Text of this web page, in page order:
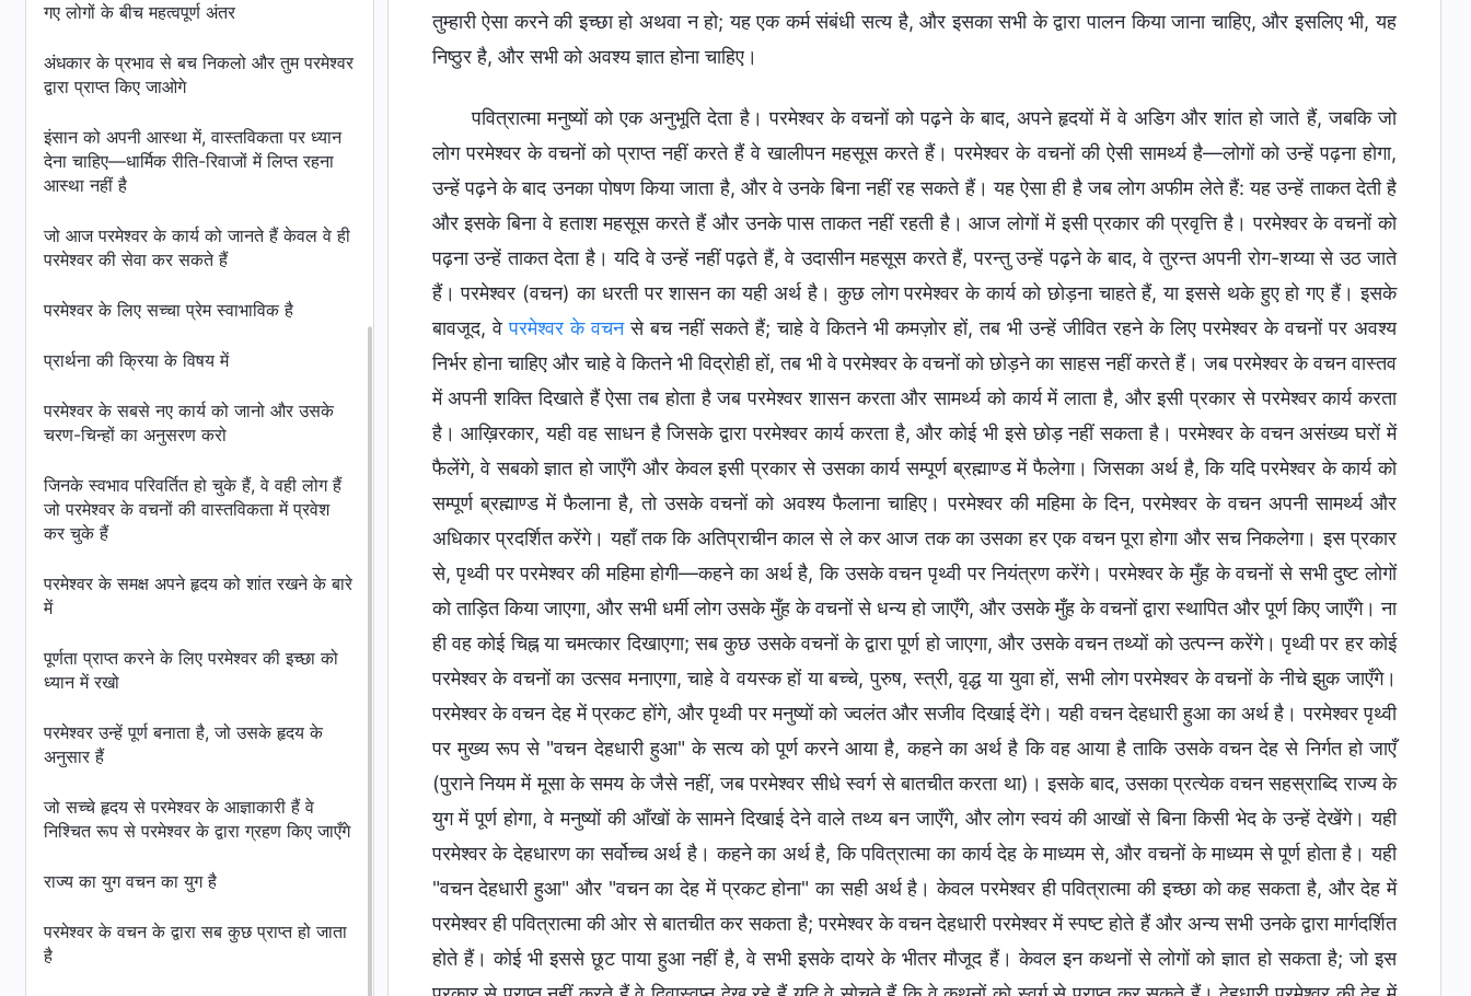
गए लोगों के बीच महत्वपूर्ण अंतर
अंधकार के प्रभाव से बच निकलो और तुम परमेश्वर
द्वारा प्राप्त किए जाओगे
इंसान को अपनी आस्था में, वास्तविकता पर ध्यान
देना चाहिए—धार्मिक रीति-रिवाजों में लिप्त रहना
आस्था नहीं है
जो आज परमेश्वर के कार्य को जानते हैं केवल वे ही
परमेश्वर की सेवा कर सकते हैं
परमेश्वर के लिए सच्चा प्रेम स्वाभाविक है
प्रार्थना की क्रिया के विषय में
परमेश्वर के सबसे नए कार्य को जानो और उसके
चरण-चिन्हों का अनुसरण करो
जिनके स्वभाव परिवर्तित हो चुके हैं, वे वही लोग हैं
जो परमेश्वर के वचनों की वास्तविकता में प्रवेश
कर चुके हैं
परमेश्वर के समक्ष अपने हृदय को शांत रखने के बारे
में
पूर्णता प्राप्त करने के लिए परमेश्वर की इच्छा को
ध्यान में रखो
परमेश्वर उन्हें पूर्ण बनाता है, जो उसके हृदय के
अनुसार हैं
जो सच्चे हृदय से परमेश्वर के आज्ञाकारी हैं वे
निश्चित रूप से परमेश्वर के द्वारा ग्रहण किए जाएँगे
राज्य का युग वचन का युग है
परमेश्वर के वचन के द्वारा सब कुछ प्राप्त हो जाता
है
तुम्हारी ऐसा करने की इच्छा हो अथवा न हो; यह एक कर्म संबंधी सत्य है, और इसका सभी के द्वारा पालन किया जाना चाहिए, और इसलिए भी, यह
निष्ठुर है, और सभी को अवश्य ज्ञात होना चाहिए।
पवित्रात्मा मनुष्यों को एक अनुभूति देता है। परमेश्वर के वचनों को पढ़ने के बाद, अपने हृदयों में वे अडिग और शांत हो जाते हैं, जबकि जो
लोग परमेश्वर के वचनों को प्राप्त नहीं करते हैं वे खालीपन महसूस करते हैं। परमेश्वर के वचनों की ऐसी सामर्थ्य है—लोगों को उन्हें पढ़ना होगा,
उन्हें पढ़ने के बाद उनका पोषण किया जाता है, और वे उनके बिना नहीं रह सकते हैं। यह ऐसा ही है जब लोग अफीम लेते हैं: यह उन्हें ताकत देती है
और इसके बिना वे हताश महसूस करते हैं और उनके पास ताकत नहीं रहती है। आज लोगों में इसी प्रकार की प्रवृत्ति है। परमेश्वर के वचनों को
पढ़ना उन्हें ताकत देता है। यदि वे उन्हें नहीं पढ़ते हैं, वे उदासीन महसूस करते हैं, परन्तु उन्हें पढ़ने के बाद, वे तुरन्त अपनी रोग-शय्या से उठ जाते
हैं। परमेश्वर (वचन) का धरती पर शासन का यही अर्थ है। कुछ लोग परमेश्वर के कार्य को छोड़ना चाहते हैं, या इससे थके हुए हो गए हैं। इसके
बावजूद, वेपरमेश्वर के वचनसे बच नहीं सकते हैं; चाहे वे कितने भी कमज़ोर हों, तब भी उन्हें जीवित रहने के लिए परमेश्वर के वचनों पर अवश्य
निर्भर होना चाहिए और चाहे वे कितने भी विद्रोही हों, तब भी वे परमेश्वर के वचनों को छोड़ने का साहस नहीं करते हैं। जब परमेश्वर के वचन वास्तव
में अपनी शक्ति दिखाते हैं ऐसा तब होता है जब परमेश्वर शासन करता और सामर्थ्य को कार्य में लाता है, और इसी प्रकार से परमेश्वर कार्य करता
है। आख़िरकार, यही वह साधन है जिसके द्वारा परमेश्वर कार्य करता है, और कोई भी इसे छोड़ नहीं सकता है। परमेश्वर के वचन असंख्य घरों में
फैलेंगे, वे सबको ज्ञात हो जाएँगे और केवल इसी प्रकार से उसका कार्य सम्पूर्ण ब्रह्माण्ड में फैलेगा। जिसका अर्थ है, कि यदि परमेश्वर के कार्य को
सम्पूर्ण ब्रह्माण्ड में फैलाना है, तो उसके वचनों को अवश्य फैलाना चाहिए। परमेश्वर की महिमा के दिन, परमेश्वर के वचन अपनी सामर्थ्य और
अधिकार प्रदर्शित करेंगे। यहाँ तक कि अतिप्राचीन काल से ले कर आज तक का उसका हर एक वचन पूरा होगा और सच निकलेगा। इस प्रकार
से, पृथ्वी पर परमेश्वर की महिमा होगी—कहने का अर्थ है, कि उसके वचन पृथ्वी पर नियंत्रण करेंगे। परमेश्वर के मुँह के वचनों से सभी दुष्ट लोगों
को ताड़ित किया जाएगा, और सभी धर्मी लोग उसके मुँह के वचनों से धन्य हो जाएँगे, और उसके मुँह के वचनों द्वारा स्थापित और पूर्ण किए जाएँगे। ना
ही वह कोई चिह्न या चमत्कार दिखाएगा; सब कुछ उसके वचनों के द्वारा पूर्ण हो जाएगा, और उसके वचन तथ्यों को उत्पन्न करेंगे। पृथ्वी पर हर कोई
परमेश्वर के वचनों का उत्सव मनाएगा, चाहे वे वयस्क हों या बच्चे, पुरुष, स्त्री, वृद्ध या युवा हों, सभी लोग परमेश्वर के वचनों के नीचे झुक जाएँगे।
परमेश्वर के वचन देह में प्रकट होंगे, और पृथ्वी पर मनुष्यों को ज्वलंत और सजीव दिखाई देंगे। यही वचन देहधारी हुआ का अर्थ है। परमेश्वर पृथ्वी
पर मुख्य रूप से "वचन देहधारी हुआ" के सत्य को पूर्ण करने आया है, कहने का अर्थ है कि वह आया है ताकि उसके वचन देह से निर्गत हो जाएँ
(पुराने नियम में मूसा के समय के जैसे नहीं, जब परमेश्वर सीधे स्वर्ग से बातचीत करता था)। इसके बाद, उसका प्रत्येक वचन सहस्राब्दि राज्य के
युग में पूर्ण होगा, वे मनुष्यों की आँखों के सामने दिखाई देने वाले तथ्य बन जाएँगे, और लोग स्वयं की आखों से बिना किसी भेद के उन्हें देखेंगे। यही
परमेश्वर के देहधारण का सर्वोच्च अर्थ है। कहने का अर्थ है, कि पवित्रात्मा का कार्य देह के माध्यम से, और वचनों के माध्यम से पूर्ण होता है। यही
"वचन देहधारी हुआ" और "वचन का देह में प्रकट होना" का सही अर्थ है। केवल परमेश्वर ही पवित्रात्मा की इच्छा को कह सकता है, और देह में
परमेश्वर ही पवित्रात्मा की ओर से बातचीत कर सकता है; परमेश्वर के वचन देहधारी परमेश्वर में स्पष्ट होते हैं और अन्य सभी उनके द्वारा मार्गदर्शित
होते हैं। कोई भी इससे छूट पाया हुआ नहीं है, वे सभी इसके दायरे के भीतर मौजूद हैं। केवल इन कथनों से लोगों को ज्ञात हो सकता है; जो इस